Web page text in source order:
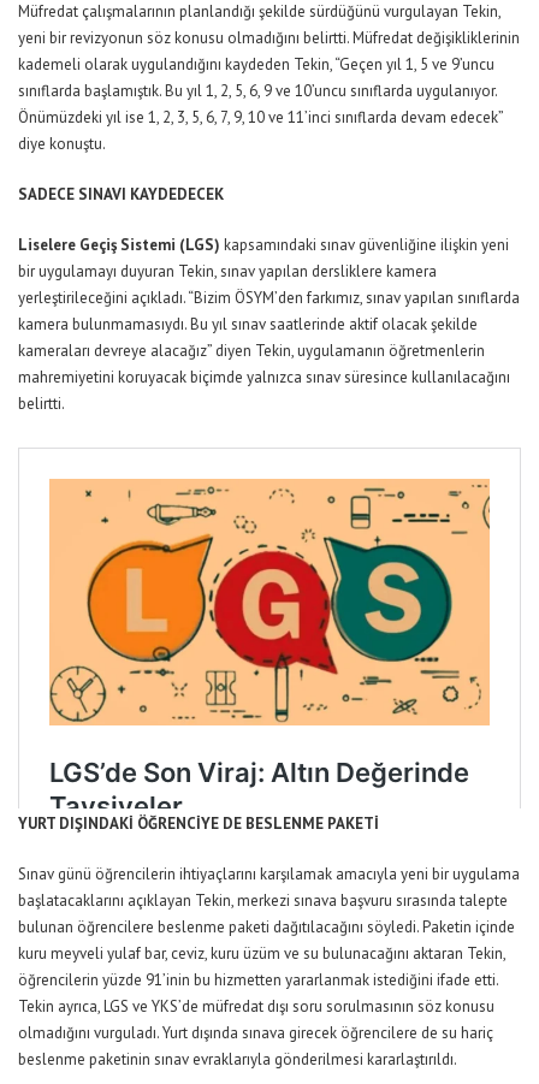
Müfredat çalışmalarının planlandığı şekilde sürdüğünü vurgulayan Tekin,
yeni bir revizyonun söz konusu olmadığını belirtti. Müfredat değişikliklerinin
kademeli olarak uygulandığını kaydeden Tekin, “Geçen yıl 1, 5 ve 9’uncu
sınıflarda başlamıştık. Bu yıl 1, 2, 5, 6, 9 ve 10’uncu sınıflarda uygulanıyor.
Önümüzdeki yıl ise 1, 2, 3, 5, 6, 7, 9, 10 ve 11’inci sınıflarda devam edecek”
diye konuştu.
SADECE SINAVI KAYDEDECEK
Liselere Geçiş Sistemi (LGS) kapsamındaki sınav güvenliğine ilişkin yeni
bir uygulamayı duyuran Tekin, sınav yapılan dersliklere kamera
yerleştirileceğini açıkladı. “Bizim ÖSYM’den farkımız, sınav yapılan sınıflarda
kamera bulunmamasıydı. Bu yıl sınav saatlerinde aktif olacak şekilde
kameraları devreye alacağız” diyen Tekin, uygulamanın öğretmenlerin
mahremiyetini koruyacak biçimde yalnızca sınav süresince kullanılacağını
belirtti.
YURT DIŞINDAKİ ÖĞRENCİYE DE BESLENME PAKETİ
Sınav günü öğrencilerin ihtiyaçlarını karşılamak amacıyla yeni bir uygulama
başlatacaklarını açıklayan Tekin, merkezi sınava başvuru sırasında talepte
bulunan öğrencilere beslenme paketi dağıtılacağını söyledi. Paketin içinde
kuru meyveli yulaf bar, ceviz, kuru üzüm ve su bulunacağını aktaran Tekin,
öğrencilerin yüzde 91’inin bu hizmetten yararlanmak istediğini ifade etti.
Tekin ayrıca, LGS ve YKS’de müfredat dışı soru sorulmasının söz konusu
olmadığını vurguladı.Yurt dışında sınava girecek öğrencilere de su hariç
beslenme paketinin sınav evraklarıyla gönderilmesi kararlaştırıldı.